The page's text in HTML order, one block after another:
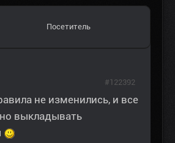
Посетитель
не изменились, и все
выкладывать
#122392